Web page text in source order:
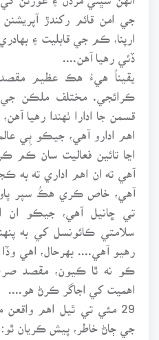
جي امن قائم رکندڙ
ارپنا، ڪم جي قابليت ۽
ڏئي رهيا آهن....
يقيناً هيءُ هڪ عظيم مقصد
ڪرائجي. مختلف ملڪن جي
قسمن جا ادارا ٺهندا رهيا
اهم ادارو آهي، جيڪو ٻِي
اڃا تائين فعاليت سان ڪم
آهي ته ان اهم اداري ته به
آهي، خاص ڪري هڪُ سپر
تي ڇانيل آهي، جيڪو ان
سلامتي ڪائونسل کي به
رهيو آهي.... بهرحال، اهي
ڪو نه ٿا ڪيون، مقصد
اهميت کي اجاگر ڪرڻ هو....
29 مئي تي ٿيل اهم واقعن
جي ڄاڻ خاطر، پيش ڪريان ٿو: